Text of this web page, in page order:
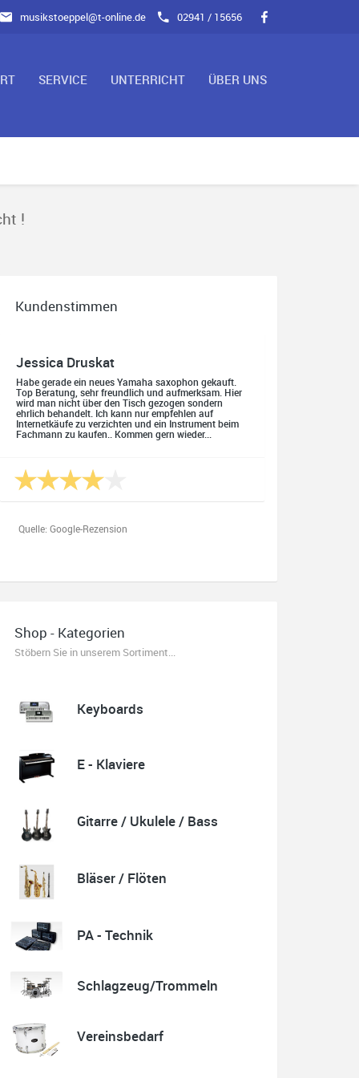
musikstoeppel@t-online.de 02941 / 15656
SERVICE UNTERRICHT ÜBER UNS
!
Kundenstimmen
Jessica Druskat
Habe gerade ein neues Yamaha saxophon gekauft.
Top Beratung, sehr freundlich und aufmerksam. Hier
wird man nicht über den Tisch gezogen sondern
ehrlich behandelt. Ich kann nur empfehlen auf
Internetkäufe zu verzichten und ein Instrument beim
Fachmann zu kaufen.. Kommen gern wieder...
Quelle: Google-Rezension
Habe mir heute eine E-Gitarre und einen Amp gekauft.
Erstklassige Beratung vom Chef. Hier fühlt man sich
aufgehoben. Finger weg vom Internet. Kauft beim
Fachmann zu guten Konditionen. Es zahlt sich aus.
Quelle: Google-Rezension
Korrespondenz, Kommunikation und Verkauf top.
Abholung der Ware reibungslos.
Sehr zu empfehlen....
auch nah!
Shop - Kategorien
Stöbern Sie in unserem Sortiment...
Keyboards
E - Klaviere
Gitarre / Ukulele / Bass
Bläser / Flöten
PA - Technik
Schlagzeug/Trommeln
Vereinsbedarf